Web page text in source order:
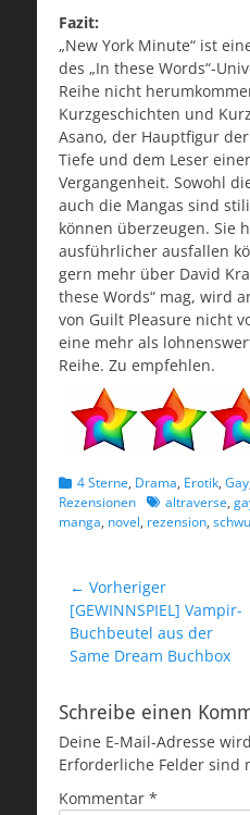
Fazit:
„New York Minute“ ist
des „In these Words“-
Reihe nicht
Kurzgeschichten und
Asano, der Hauptfigur
Tiefe und dem Leser
Vergangenheit. Sowohl
auch die Mangas sind
können überzeugen. Sie
ausführlicher ausfallen
gern mehr über David
these Words“ mag, wird
von Guilt Pleasure nicht
eine mehr als
Reihe. Zu empfehlen.
Kategorien
4 Sterne, Drama, Erotik, Gay
Rezensionen Schlagworte
altraverse,
manga, novel, rezension,
Beitragsnavigation
← Vorheriger
Vorheriger
Beitrag:
[GEWINNSPIEL] Vampir-
Buchbeutel aus der
Same Dream Buchbox
Schreibe einen
Deine E-Mail-Adresse
Erforderliche Felder sind
Kommentar *